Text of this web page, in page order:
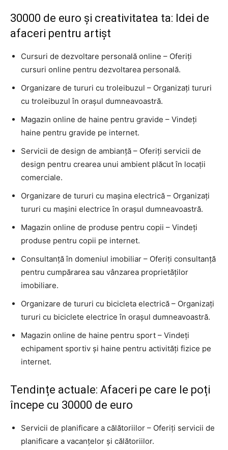
30000 de euro și creativitatea ta: Idei de
afaceri pentru artișt
Cursuri de dezvoltare personală online – Oferiți
cursuri online pentru dezvoltarea personală.
Organizare de tururi cu troleibuzul – Organizați tururi
cu troleibuzul în orașul dumneavoastră.
Magazin online de haine pentru gravide – Vindeți
haine pentru gravide pe internet.
Servicii de design de ambianță – Oferiți servicii de
design pentru crearea unui ambient plăcut în locații
comerciale.
Organizare de tururi cu mașina electrică – Organizați
tururi cu mașini electrice în orașul dumneavoastră.
Magazin online de produse pentru copii – Vindeți
produse pentru copii pe internet.
Consultanță în domeniul imobiliar – Oferiți consultanță
pentru cumpărarea sau vânzarea proprietăților
imobiliare.
Organizare de tururi cu bicicleta electrică – Organizați
tururi cu biciclete electrice în orașul dumneavoastră.
Magazin online de haine pentru sport – Vindeți
echipament sportiv și haine pentru activități fizice pe
internet.
Tendințe actuale: Afaceri pe care le poți
începe cu 30000 de euro
Servicii de planificare a călătoriilor – Oferiți servicii de
planificare a vacanțelor și călătoriilor.